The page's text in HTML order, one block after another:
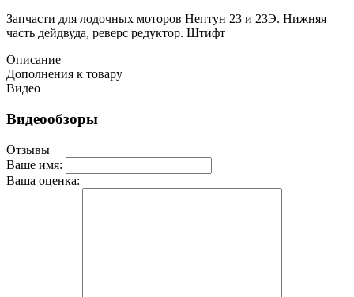
Запчасти для лодочных моторов Нептун 23 и 23Э. Нижняя
часть дейдвуда, реверс редуктор. Штифт
Описание
Дополнения к товару
Видео
Видеообзоры
Отзывы
Ваше имя:
Ваша оценка: